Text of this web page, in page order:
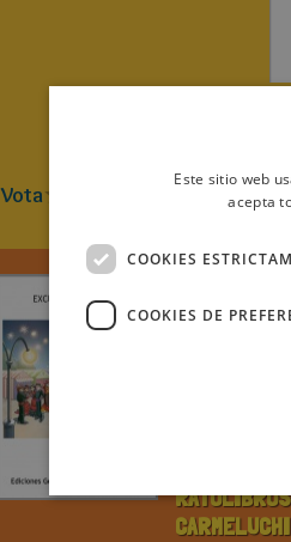
Vota Votos)
CARMELUCHI
Este sitio web
acepta
COOKIES
COOKIES DE